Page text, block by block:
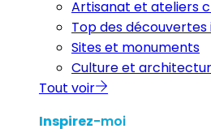
Artisanat et ateliers
Top des découvertes
Sites et monuments
Culture et
Tout voir
Inspirez-moi